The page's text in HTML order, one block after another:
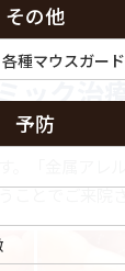
ック治
。「金属アレ
ことでご来院
その他
種マウスガード
予防